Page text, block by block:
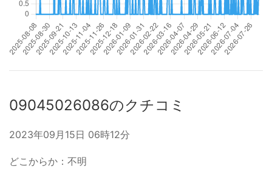
09045026086のクチコミ
2023年09月15日 06時12分
どこからか：不明